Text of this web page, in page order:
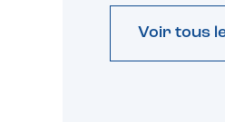
Voir tous